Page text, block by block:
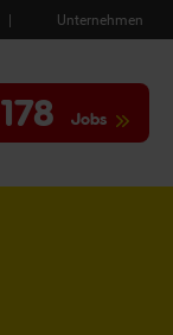
Unternehmen
178 Jobs